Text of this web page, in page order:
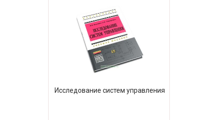
Исследование систем управления